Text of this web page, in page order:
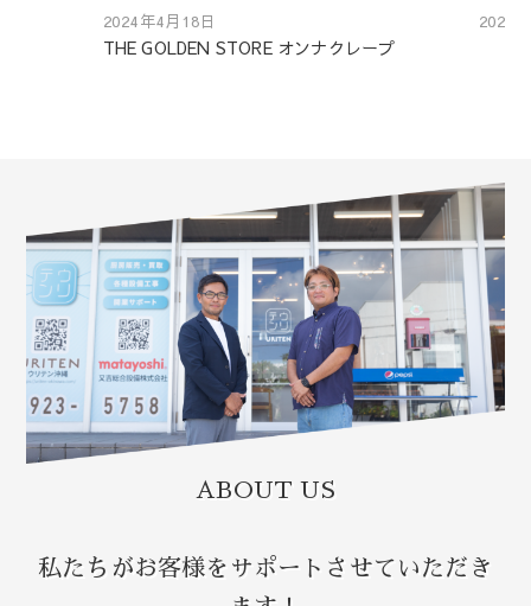
2024年4月18日
THE GOLDEN STORE オンナクレープ
2024
ABOUT US
私たちがお客様をサポートさせていただき